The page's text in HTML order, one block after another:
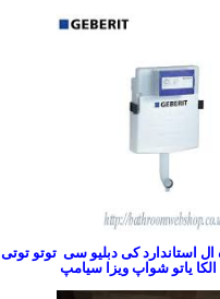
استاندارد کی دبلیو سی توتو
یاتو شواپ ویزا سیامپ